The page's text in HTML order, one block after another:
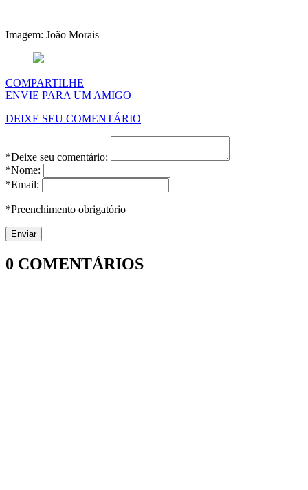
Imagem: João Morais
COMPARTILHE
ENVIE PARA UM AMIGO
DEIXE SEU COMENTÁRIO
*Deixe seu comentário:
*Nome:
*Email:
*Preenchimento obrigatório
0 COMENTÁRIOS